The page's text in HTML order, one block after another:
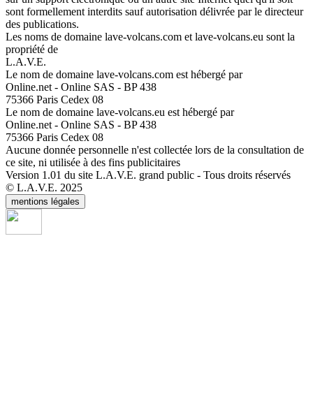
sont formellement interdits sauf autorisation délivrée par le directeur
des publications.
Les noms de domaine lave-volcans.com et lave-volcans.eu sont la
propriété de
L.A.V.E.
Le nom de domaine lave-volcans.com est hébergé par
Online.net - Online SAS - BP 438
75366 Paris Cedex 08
Le nom de domaine lave-volcans.eu est hébergé par
Online.net - Online SAS - BP 438
75366 Paris Cedex 08
Aucune donnée personnelle n'est collectée lors de la consultation de
ce site, ni utilisée à des fins publicitaires
Version 1.01 du site L.A.V.E. grand public - Tous droits réservés
© L.A.V.E. 2025
mentions légales